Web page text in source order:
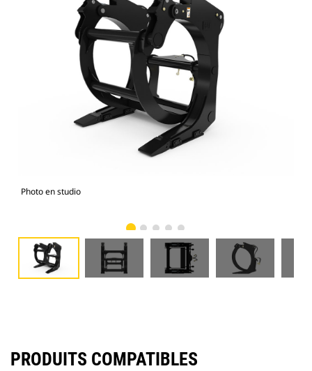
Photo en studio
PRODUITS COMPATIBLES